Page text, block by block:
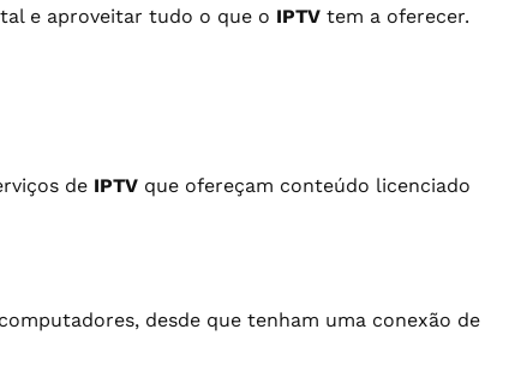
e aproveitar tudo o que o IPTV tem a oferecer.
de IPTV que ofereçam conteúdo licenciado
desde que tenham uma conexão de